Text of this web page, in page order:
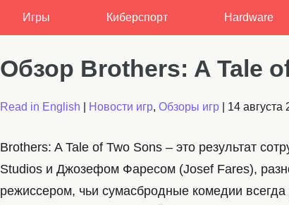
Игры Киберспорт Hardware
Обзор Brothers: A Tale
Read in English Новости игр, Обзоры игр 14 августа
Brothers: A Tale of Two Sons – это результат
Studios и Джозефом Фаресом (Josef Fares),
режиссером, чьи сумасбродные комедии